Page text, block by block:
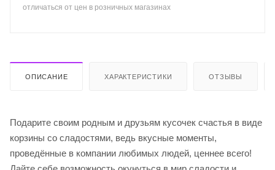
отличаться от цен в розничных магазинах
ОПИСАНИЕ ХАРАКТЕРИСТИКИ ОТЗЫВЫ
Подарите своим родным и друзьям кусочек счастья в виде
корзины со сладостями, ведь вкусные моменты,
проведённые в компании любимых людей, ценнее всего!